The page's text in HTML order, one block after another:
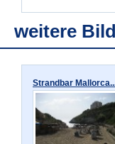
weitere
Strandbar